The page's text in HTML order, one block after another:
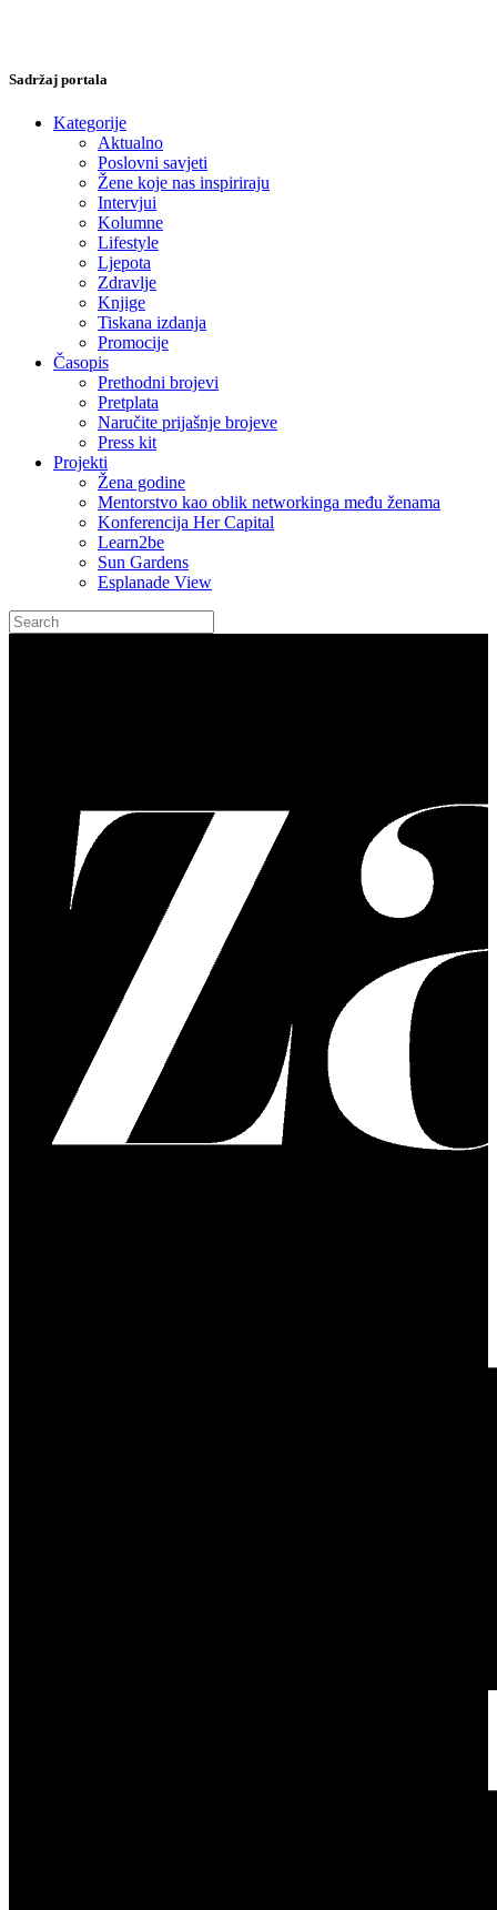
Sadržaj portala
Kategorije
Aktualno
Poslovni savjeti
Žene koje nas inspiriraju
Intervjui
Kolumne
Lifestyle
Ljepota
Zdravlje
Knjige
Tiskana izdanja
Promocije
Časopis
Prethodni brojevi
Pretplata
Naručite prijašnje brojeve
Press kit
Projekti
Žena godine
Mentorstvo kao oblik networkinga među ženama
Konferencija Her Capital
Learn2be
Sun Gardens
Esplanade View